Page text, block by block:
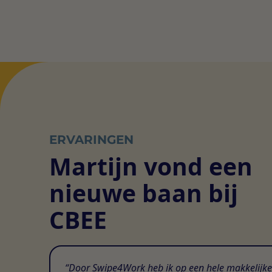
ERVARINGEN
Martijn vond een
nieuwe baan bij
CBEE
Door Swipe4Work heb ik op een hele